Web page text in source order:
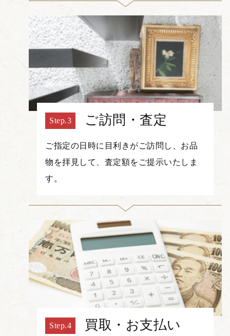
ご訪問・査定
ご指定の日時に目利きがご訪問し、お品
物を拝見して、査定額をご提示いたしま
す。
買取・お支払い